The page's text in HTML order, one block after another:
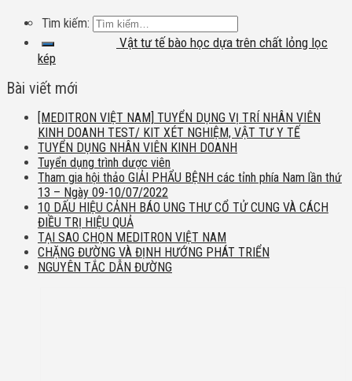
Tìm kiếm:
Vật tư tế bào học dựa trên chất lỏng lọc
kép
Bài viết mới
[MEDITRON VIỆT NAM] TUYỂN DỤNG VỊ TRÍ NHÂN VIÊN
KINH DOANH TEST/ KIT XÉT NGHIỆM, VẬT TƯ Y TẾ
TUYỂN DỤNG NHÂN VIÊN KINH DOANH
Tuyển dụng trình dược viên
Tham gia hội thảo GIẢI PHẨU BỆNH các tỉnh phía Nam lần thứ
13 – Ngày 09-10/07/2022
10 DẤU HIỆU CẢNH BÁO UNG THƯ CỔ TỬ CUNG VÀ CÁCH
ĐIỀU TRỊ HIỆU QUẢ
TẠI SAO CHỌN MEDITRON VIỆT NAM
CHẶNG ĐƯỜNG VÀ ĐỊNH HƯỚNG PHÁT TRIỂN
NGUYÊN TẮC DẪN ĐƯỜNG